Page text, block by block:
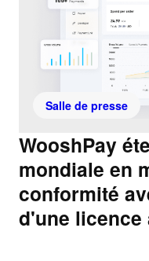
Salle de presse
WooshPay
mondiale en
conformité
d'une licence